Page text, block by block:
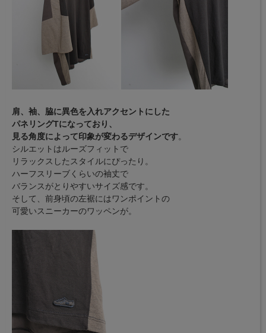
肩、袖、脇に異色を入れアクセントにした
パネリングTになっており、
見る角度によって印象が変わるデザインです。
シルエットはルーズフィットで
リラックスしたスタイルにぴったり。
ハーフスリーブくらいの袖丈で
バランスがとりやすいサイズ感です。
そして、前身頃の左裾にはワンポイントの
可愛いスニーカーのワッペンが。